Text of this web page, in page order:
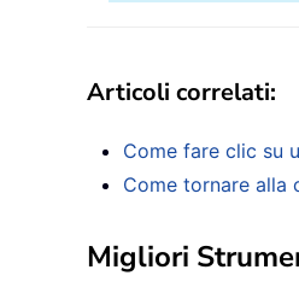
Articoli correlati:
Come fare clic su
Come tornare alla
Migliori